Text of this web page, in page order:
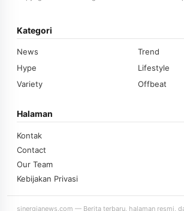
Kategori
News
Trend
Hype
Lifestyle
Variety
Offbeat
Halaman
Kontak
Contact
Our Team
Kebijakan Privasi
sinergianews.com — Berita terbaru, halaman resmi,